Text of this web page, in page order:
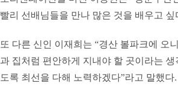
빨리 선배님들을 만나 많은 것을 배우고 싶
또 다른 신인 이재희는 “경산 볼파크에 오
과 집처럼 편안하게 지내야 할 곳이라는
도록 최선을 다해 노력하겠다”라고 말했다.